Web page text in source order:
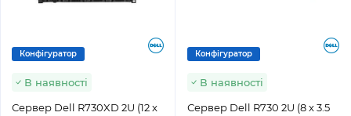
Конфігуратор
В наявності
Сервер Dell R730XD 2U (12 x
Конфігуратор
В наявності
Сервер Dell R730 2U (8 x 3.5